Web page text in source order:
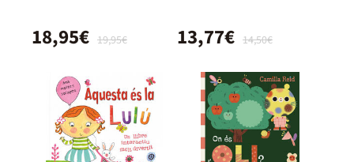
19,95€
18,95€ 14,50€
13,77€